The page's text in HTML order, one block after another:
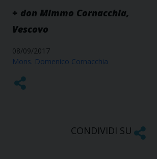
+ don Mimmo Cornacchia,
Vescovo
08/09/2017
Mons. Domenico Cornacchia
CONDIVIDI SU